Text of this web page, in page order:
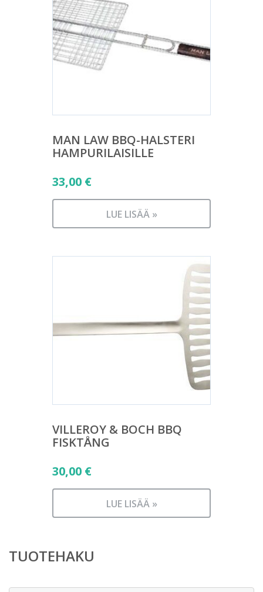
MAN LAW BBQ-HALSTERI
HAMPURILAISILLE
33,00 €
LUE LISÄÄ »
VILLEROY & BOCH BBQ
FISKTÅNG
30,00 €
LUE LISÄÄ »
TUOTEHAKU